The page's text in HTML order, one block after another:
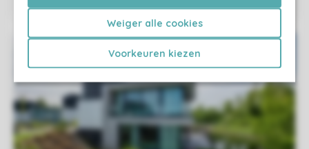
Weiger alle cookies
Voorkeuren kiezen